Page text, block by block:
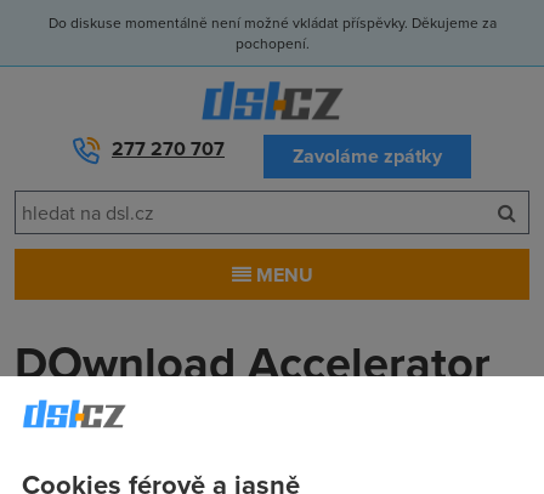
Do diskuse momentálně není možné vkládat příspěvky. Děkujeme za
pochopení.
277 270 707 Zavoláme zpátky
MENU
DOwnload Accelerator
Lucas(6.9.2004 21:29:43)
Tento program se používá i při ADSL připojení? Jak zrychlí
Cookies férově a jasně